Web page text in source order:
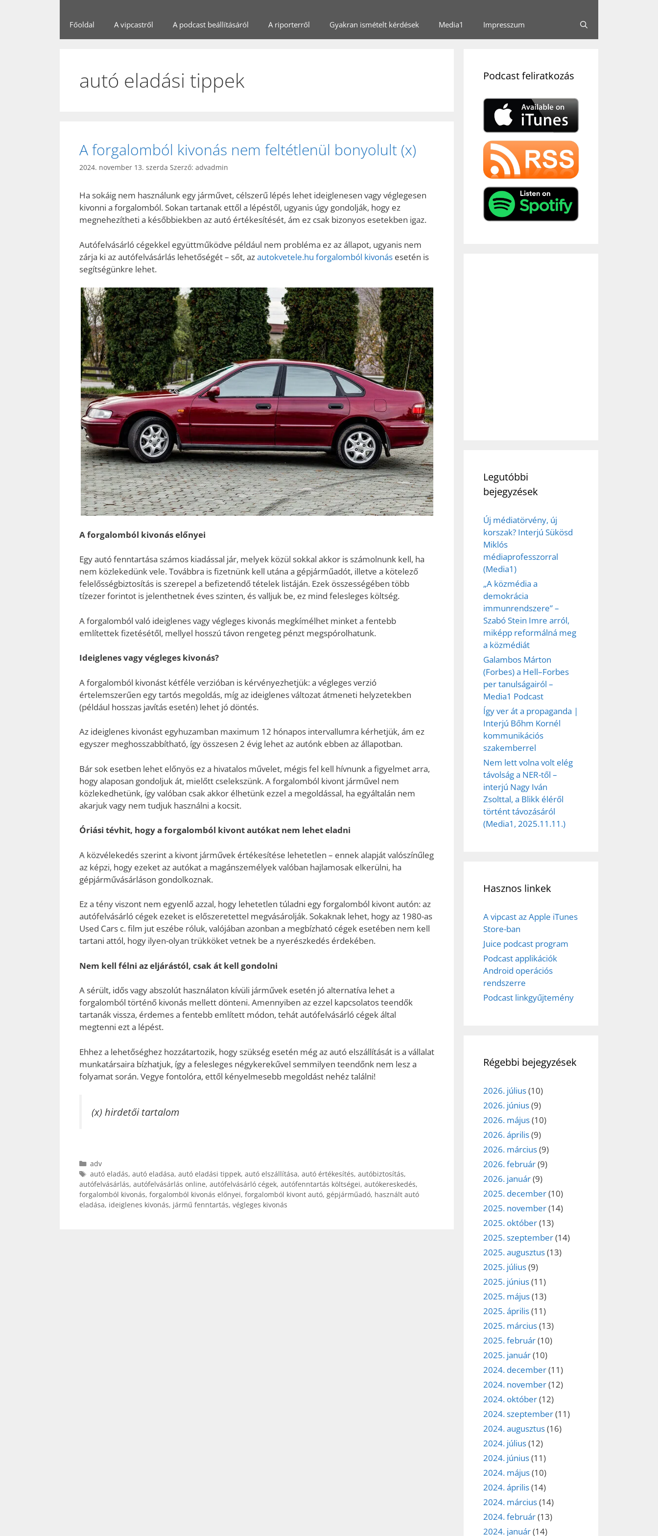
Főoldal A vipcastről A podcast beállításáról A riporterről Gyakran ismételt kérdések Media1 Impresszum
autó eladási tippek
A forgalomból kivonás nem feltétlenül bonyolult (x)
2024. november 13. szerda Szerző: advadmin
Ha sokáig nem használunk egy járművet, célszerű lépés lehet ideiglenesen vagy véglegesen
kivonni a forgalomból. Sokan tartanak ettől a lépéstől, ugyanis úgy gondolják, hogy ez
megnehezítheti a későbbiekben az autó értékesítését, ám ez csak bizonyos esetekben igaz.
Autófelvásárló cégekkel együttműködve például nem probléma ez az állapot, ugyanis nem
zárja ki az autófelvásárlás lehetőségét – sőt, azautokvetele.hu forgalomból kivonás esetén is
segítségünkre lehet.
A forgalomból kivonás előnyei
Egy autó fenntartása számos kiadással jár, melyek közül sokkal akkor is számolnunk kell, ha
nem közlekedünk vele. Továbbra is fizetnünk kell utána a gépjárműadót, illetve a kötelező
felelősségbiztosítás is szerepel a befizetendő tételek listáján. Ezek összességében több
tízezer forintot is jelenthetnek éves szinten, és valljuk be, ez mind felesleges költség.
A forgalomból való ideiglenes vagy végleges kivonás megkímélhet minket a fentebb
említettek fizetésétől, mellyel hosszú távon rengeteg pénzt megspórolhatunk.
Ideiglenes vagy végleges kivonás?
A forgalomból kivonást kétféle verzióban is kérvényezhetjük: a végleges verzió
értelemszerűen egy tartós megoldás, míg az ideiglenes változat átmeneti helyzetekben
(például hosszas javítás esetén) lehet jó döntés.
Az ideiglenes kivonást egyhuzamban maximum 12 hónapos intervallumra kérhetjük, ám ez
egyszer meghosszabbítható, így összesen 2 évig lehet az autónk ebben az állapotban.
Bár sok esetben lehet előnyös ez a hivatalos művelet, mégis fel kell hívnunk a figyelmet arra,
hogy alaposan gondoljuk át, mielőtt cselekszünk. A forgalomból kivont járművel nem
közlekedhetünk, így valóban csak akkor élhetünk ezzel a megoldással, ha egyáltalán nem
akarjuk vagy nem tudjuk használni a kocsit.
Óriási tévhit, hogy a forgalomból kivont autókat nem lehet eladni
A közvélekedés szerint a kivont járművek értékesítése lehetetlen – ennek alapját valószínűleg
az képzi, hogy ezeket az autókat a magánszemélyek valóban hajlamosak elkerülni, ha
gépjárművásárláson gondolkoznak.
Ez a tény viszont nem egyenlő azzal, hogy lehetetlen túladni egy forgalomból kivont autón: az
autófelvásárló cégek ezeket is előszeretettel megvásárolják. Sokaknak lehet, hogy az 1980-as
Used Cars c. film jut eszébe róluk, valójában azonban a megbízható cégek esetében nem kell
tartani attól, hogy ilyen-olyan trükköket vetnek be a nyerészkedés érdekében.
Nem kell félni az eljárástól, csak át kell gondolni
A sérült, idős vagy abszolút használaton kívüli járművek esetén jó alternatíva lehet a
forgalomból történő kivonás mellett dönteni. Amennyiben az ezzel kapcsolatos teendők
tartanák vissza, érdemes a fentebb említett módon, tehát autófelvásárló cégek által
megtenni ezt a lépést.
Ehhez a lehetőséghez hozzátartozik, hogy szükség esetén még az autó elszállítását is a vállalat
munkatársaira bízhatjuk, így a felesleges négykerekűvel semmilyen teendőnk nem lesz a
folyamat során. Vegye fontolóra, ettől kényelmesebb megoldást nehéz találni!
(x) hirdetői tartalom
Kategória
adv
Címkék
autó eladás, autó eladása, autó eladási tippek, autó elszállítása, autó értékesítés, autóbiztosítás,
autófelvásárlás, autófelvásárlás online, autófelvásárló cégek, autófenntartás költségei, autókereskedés,
forgalomból kivonás, forgalomból kivonás előnyei, forgalomból kivont autó, gépjárműadó, használt autó
eladása, ideiglenes kivonás, jármű fenntartás, végleges kivonás
Podcast feliratkozás
Legutóbbi
bejegyzések
Új médiatörvény, új
korszak? Interjú Sükösd
Miklós
médiaprofesszorral
(Media1)
„A közmédia a
demokrácia
immunrendszere” –
Szabó Stein Imre arról,
miképp reformálná meg
a közmédiát
Galambos Márton
(Forbes) a Hell–Forbes
per tanulságairól –
Media1 Podcast
Így ver át a propaganda |
Interjú Bőhm Kornél
kommunikációs
szakemberrel
Nem lett volna volt elég
távolság a NER-től –
interjú Nagy Iván
Zsolttal, a Blikk éléről
történt távozásáról
(Media1, 2025.11.11.)
Hasznos linkek
A vipcast az Apple iTunes
Store-ban
Juice podcast program
Podcast applikációk
Android operációs
rendszerre
Podcast linkgyűjtemény
Régebbi bejegyzések
2026. július(10)
2026. június(9)
2026. május(10)
2026. április(9)
2026. március(9)
2026. február(9)
2026. január(9)
2025. december(10)
2025. november(14)
2025. október(13)
2025. szeptember(14)
2025. augusztus(13)
2025. július(9)
2025. június(11)
2025. május(13)
2025. április(11)
2025. március(13)
2025. február(10)
2025. január(10)
2024. december(11)
2024. november(12)
2024. október(12)
2024. szeptember(11)
2024. augusztus(16)
2024. július(12)
2024. június(11)
2024. május(10)
2024. április(14)
2024. március(14)
2024. február(13)
2024. január(14)